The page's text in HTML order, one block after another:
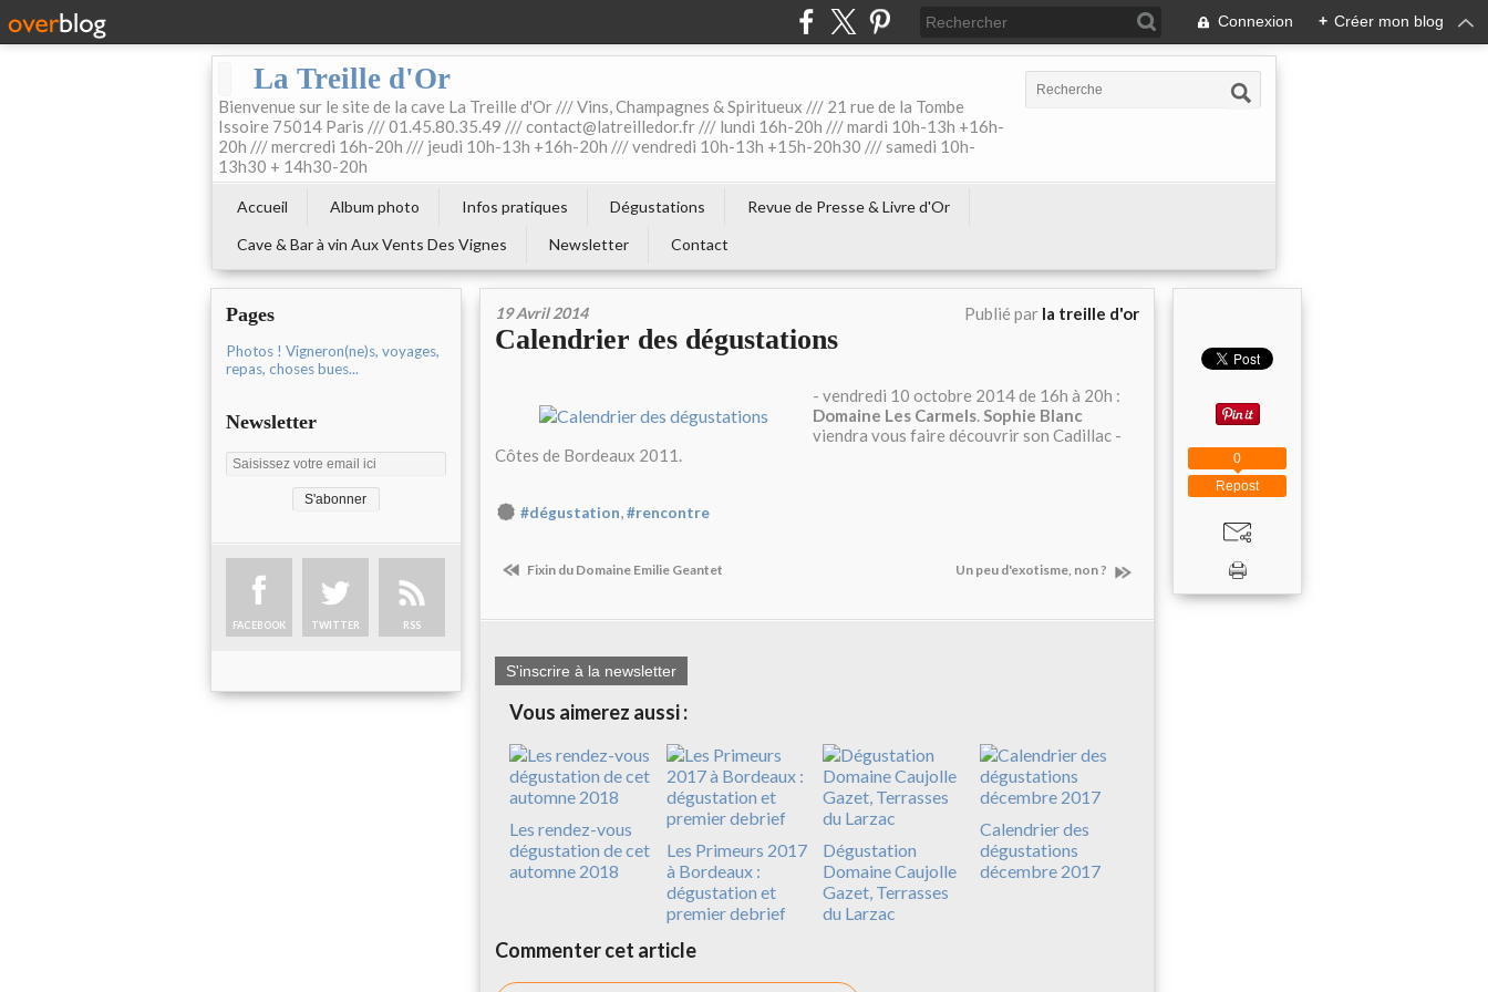
Connexion + Créer mon blog
La Treille d'Or
Bienvenue sur le site de la cave La Treille d'Or /// Vins, Champagnes & Spiritueux /// 21 rue de la Tombe
Issoire 75014 Paris /// 01.45.80.35.49 /// contact@latreilledor.fr /// lundi 16h-20h /// mardi 10h-13h +16h-
20h /// mercredi 16h-20h /// jeudi 10h-13h +16h-20h /// vendredi 10h-13h +15h-20h30 /// samedi 10h-
13h30 + 14h30-20h
Accueil Album photo Infos pratiques Dégustations
Revue de Presse & Livre d'Or
Cave & Bar à vin Aux Vents Des Vignes
Newsletter Contact
Pages
Photos ! Vigneron(ne)s, voyages,
repas, choses bues...
Newsletter
FACEBOOK TWITTER RSS
19 Avril 2014 Publié par la treille d'or
Calendrier des dégustations
- vendredi 10 octobre 2014 de 16h à 20h :
Domaine Les Carmels.Sophie Blanc
viendra vous faire découvrir son Cadillac -
Côtes de Bordeaux 2011.
#dégustation,#rencontre
Fixin du Domaine Emilie Geantet Un peu d'exotisme, non ?
S'inscrire à la newsletter
Vous aimerez aussi :
Les rendez-vous
dégustation de cet
automne 2018
Les Primeurs 2017
à Bordeaux :
dégustation et
premier debrief
Dégustation
Domaine Caujolle
Gazet, Terrasses
du Larzac
Calendrier des
dégustations
décembre 2017
Commenter cet article
Repost
0